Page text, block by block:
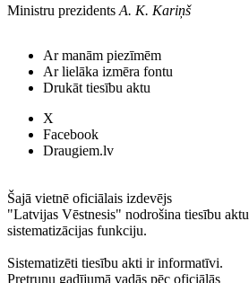
Ministru prezidentsA. K. Kariņš
Ar manām piezīmēm
Ar lielāka izmēra fontu
Drukāt tiesību aktu
X
Facebook
Draugiem.lv
Šajā vietnē oficiālais izdevējs
"Latvijas Vēstnesis" nodrošina tiesību aktu
sistematizācijas funkciju.
Sistematizēti tiesību akti ir informatīvi.
Pretrunu gadījumā vadās pēc oficiālās